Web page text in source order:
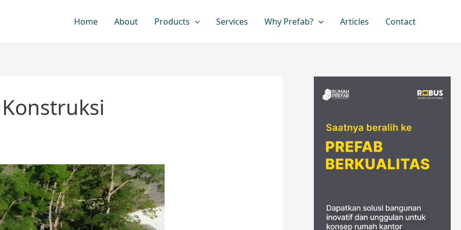
Home About Products Services Why Prefab? Articles Contact